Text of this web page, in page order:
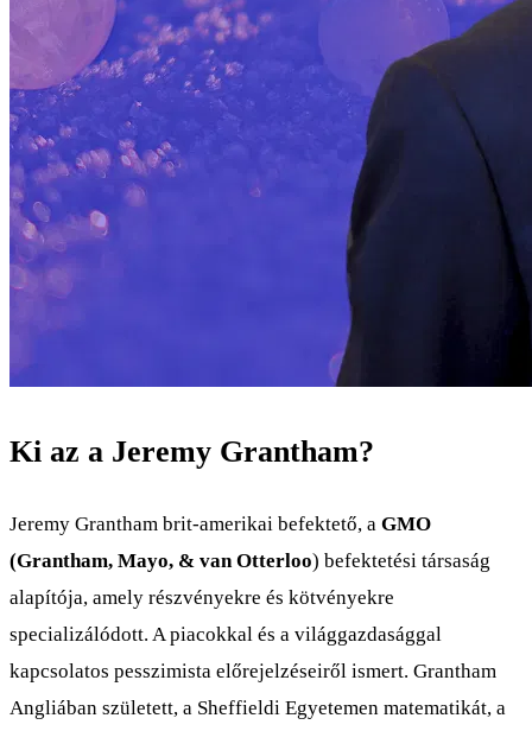
Ki az a Jeremy Grantham?
Jeremy Grantham brit-amerikai befektető, a GMO
(Grantham, Mayo, & van Otterloo) befektetési társaság
alapítója, amely részvényekre és kötvényekre
specializálódott. A piacokkal és a világgazdasággal
kapcsolatos pesszimista előrejelzéseiről ismert. Grantham
Angliában született, a Sheffieldi Egyetemen matematikát, a